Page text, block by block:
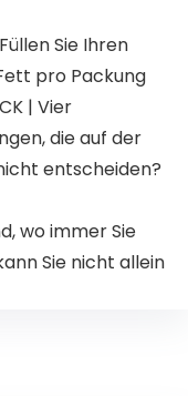
Füllen Sie Ihren
pro Packung
| Vier
die auf der
entscheiden?
wo immer Sie
Sie nicht allein